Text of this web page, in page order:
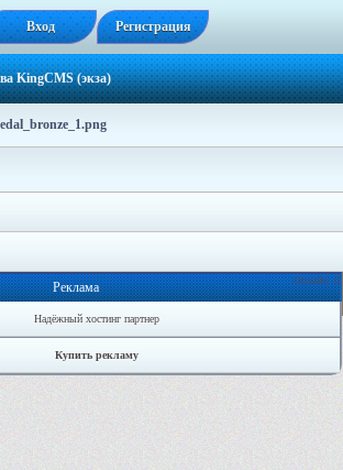
Вход Регистрация
KingCMS (экза)
Онлайн: 0
Реклама
Надёжный хостинг партнер
Купить рекламу